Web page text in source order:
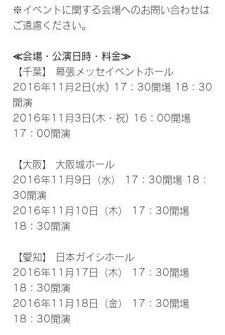
※イベントに関する会場へのお問い合わせは
ご遠慮ください。
≪会場・公演日時・料金≫
【千葉】 幕張メッセイベントホール
2016年11月2日(水) 17：30開場 18：30
開演
2016年11月3日(木・祝) 16：00開場
17：00開演
【大阪】 大阪城ホール
2016年11月9日（水） 17：30開場 18：
30開演
2016年11月10日（木） 17：30開場
18：30開演
【愛知】 日本ガイシホール
2016年11月17日（木） 17：30開場
18：30開演
2016年11月18日（金） 17：30開場
18：30開演